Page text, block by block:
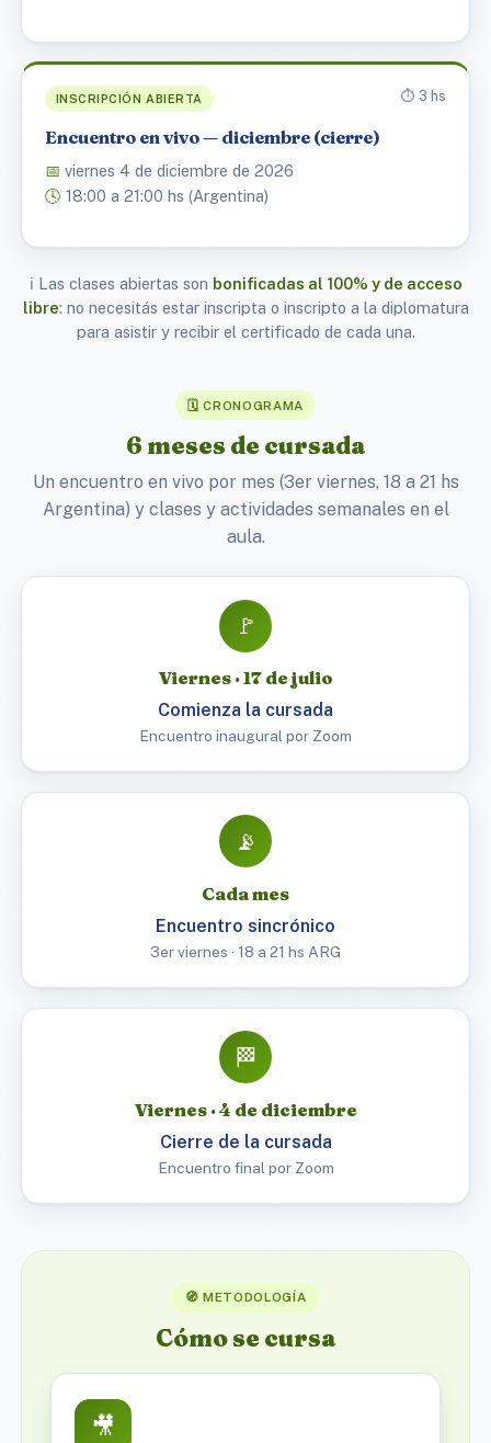
INSCRIPCIÓN ABIERTA ⏱️ 3 hs
Encuentro en vivo — diciembre (cierre)
📅 viernes 4 de diciembre de 2026
🕓 18:00 a 21:00 hs (Argentina)
ℹ️ Las clases abiertas son bonificadas al 100% y de acceso
libre: no necesitás estar inscripta o inscripto a la diplomatura
para asistir y recibir el certificado de cada una.
🗓️ CRONOGRAMA
6 meses de cursada
Un encuentro en vivo por mes (3er viernes, 18 a 21 hs
Argentina) y clases y actividades semanales en el
aula.
🚩
Viernes · 17 de julio
Comienza la cursada
Encuentro inaugural por Zoom
📡
Cada mes
Encuentro sincrónico
3er viernes · 18 a 21 hs ARG
🏁
Viernes · 4 de diciembre
Cierre de la cursada
Encuentro final por Zoom
🧭 METODOLOGÍA
Cómo se cursa
🎥